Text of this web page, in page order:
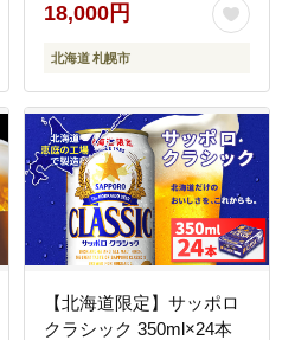
18,000円
北海道 札幌市
【北海道限定】サッポロ
クラシック 350ml×24本